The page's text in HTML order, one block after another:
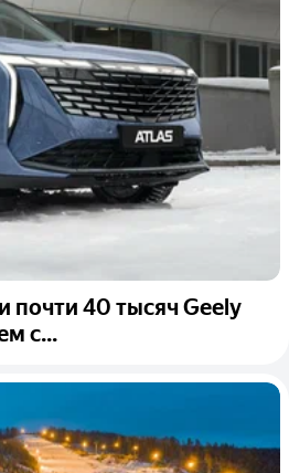
почти 40 тысяч Geely
с...